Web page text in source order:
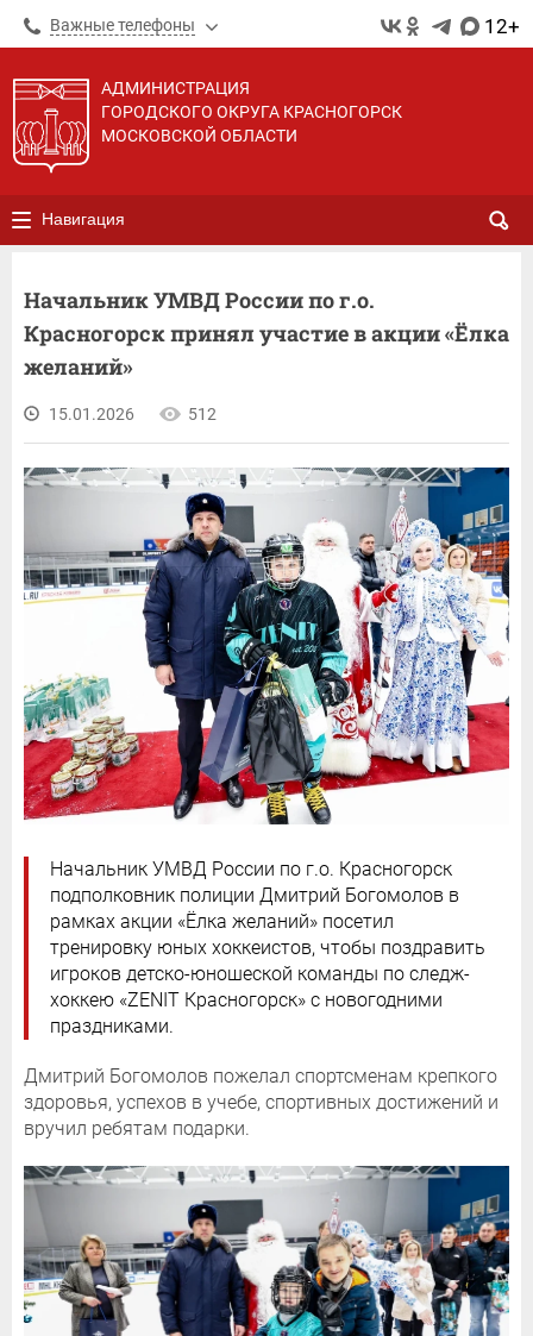
Важные телефоны 12+
АДМИНИСТРАЦИЯ
ГОРОДСКОГО ОКРУГА КРАСНОГОРСК
МОСКОВСКОЙ ОБЛАСТИ
Навигация
Начальник УМВД России по г.о.
Красногорск принял участие в акции «Ёлка
желаний»
15.01.2026 512
Начальник УМВД России по г.о. Красногорск
подполковник полиции Дмитрий Богомолов в
рамках акции «Ёлка желаний» посетил
тренировку юных хоккеистов, чтобы поздравить
игроков детско-юношеской команды по следж-
хоккею «ZENIT Красногорск» с новогодними
праздниками.
Дмитрий Богомолов пожелал спортсменам крепкого
здоровья, успехов в учебе, спортивных достижений и
вручил ребятам подарки.